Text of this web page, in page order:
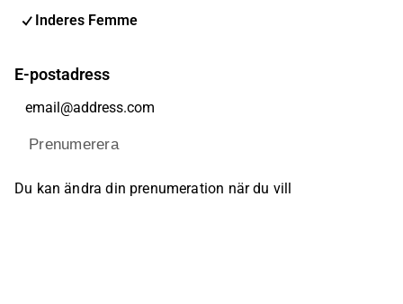
Inderes Femme
E-postadress
Prenumerera
Du kan ändra din prenumeration när du vill